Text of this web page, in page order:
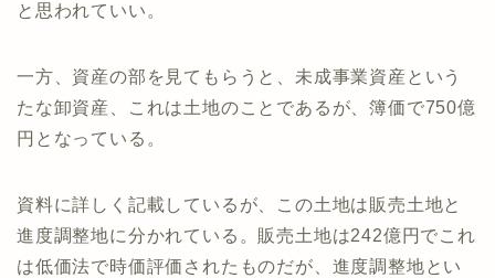
と思われていい。
一方、資産の部を見てもらうと、未成事業資産という
たな卸資産、これは土地のことであるが、簿価で750億
円となっている。
資料に詳しく記載しているが、この土地は販売土地と
進度調整地に分かれている。販売土地は242億円でこれ
は低価法で時価評価されたものだが、進度調整地とい